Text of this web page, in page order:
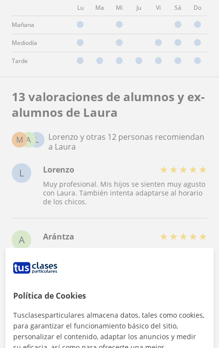
Lu Ma Mi Ju Vi Sá Do
Mañana
Mediodía
Tarde
13 valoraciones de alumnos y ex-
alumnos de Laura
L
A
M
Lorenzo y otras 12 personas recomiendan
a Laura
L Lorenzo ★ ★ ★ ★ ★
Muy profesional. Mis hijos se sienten muy agusto
con Laura. También intenta adaptarse al horario
de los chicos.
A Arántza ★ ★ ★ ★ ★
le trasladan. Muy cercana y amable. Totalmente
M Mari Paz Sanz Moreno ★★★★★
Muy buena profesora. Se preocupa mucho por
los alumnos y se implica.
Política de Cookies
Tusclasesparticulares almacena datos, tales como cookies,
para garantizar el funcionamiento básico del sitio,
personalizar el contenido, adaptar los anuncios y medir